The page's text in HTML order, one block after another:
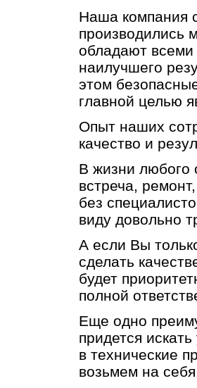
Наша компания
производились
обладают
наилучшего
этом
главной целью
Опыт наших
качество и
В жизни любого
встреча,
без
виду довольно
А если Вы
сделать
будет
полной
Еще одно
придется
в технические
возьмем на